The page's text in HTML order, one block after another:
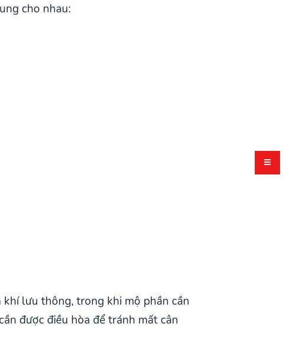
cho nhau:
lưu thông, trong khi mộ phần cần
được điều hòa để tránh mất cân